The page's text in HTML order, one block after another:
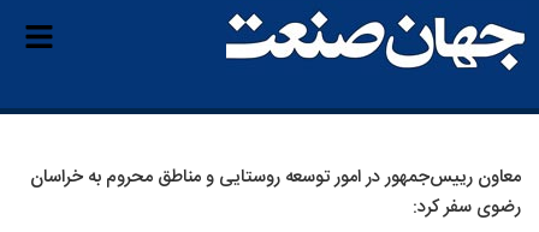
معاون رییس‌جمهور در امور توسعه روستایی و مناطق محروم به خراسان
رضوی سفر کرد: